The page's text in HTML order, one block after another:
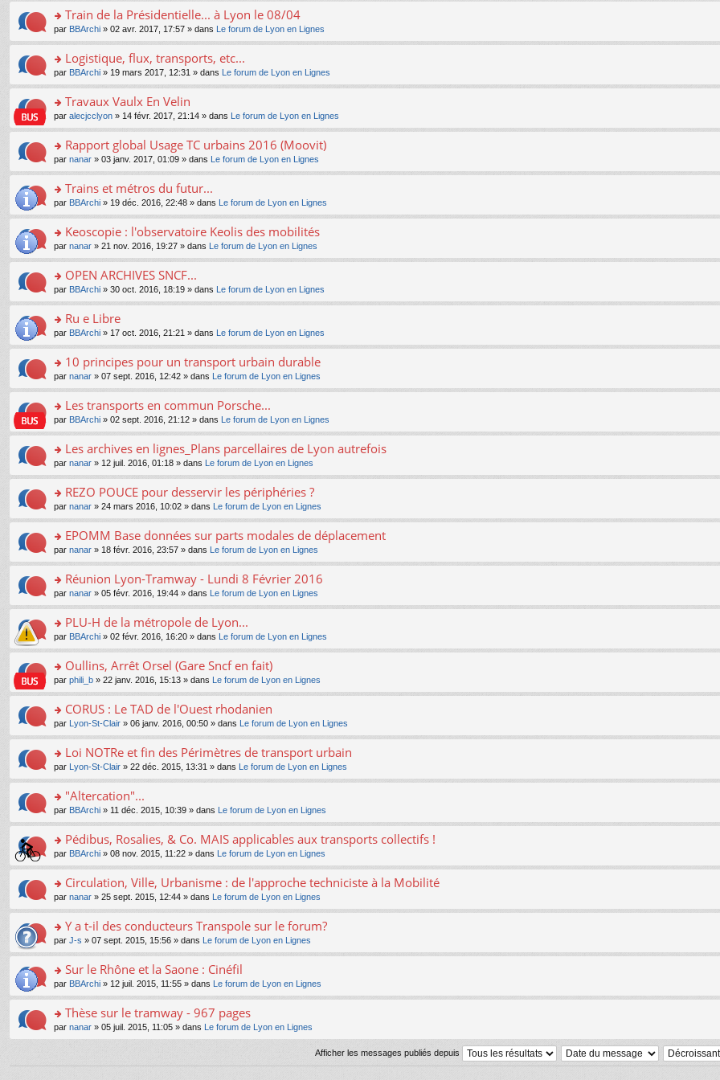
e
nt
s
ré
c
e
nt
le
pl
u
s
ré
c
e
nt
n
n
le
pl
u
s
ré
c
e
nt
a
g
e
n
n
le
pl
u
s
ré
c
e
nt
le
m
e
s
a
g
e
n
n
le
pl
u
s
ré
c
e
nt
s
ult
er
le
m
e
s
a
g
e
n
n
le
pl
u
s
ré
c
e
nt
o
n
s
ult
er
le
m
e
s
a
g
e
n
n
le
pl
u
s
ré
c
e
nt
Train de la Présidentielle... à Lyon le 08/04
par BBArchi » 02 avr. 2017, 17:57 » dans Le forum de Lyon en Lignes
o
n
s
ult
er
le
m
e
s
a
g
e
n
n
le
pl
u
s
ré
c
e
nt
Logistique, flux, transports, etc...
par BBArchi » 19 mars 2017, 12:31 » dans Le forum de Lyon en Lignes
o
n
s
ult
er
le
m
e
s
a
g
e
n
n
le
pl
u
s
ré
c
e
nt
Travaux Vaulx En Velin
par alecjcclyon » 14 févr. 2017, 21:14 » dans Le forum de Lyon en Lignes
o
n
s
ult
er
le
m
e
s
a
g
e
n
n
le
pl
u
s
ré
c
e
nt
Rapport global Usage TC urbains 2016 (Moovit)
par nanar » 03 janv. 2017, 01:09 » dans Le forum de Lyon en Lignes
o
n
s
ult
er
le
m
e
s
a
g
e
n
n
le
pl
u
s
ré
c
e
nt
Trains et métros du futur...
par BBArchi » 19 déc. 2016, 22:48 » dans Le forum de Lyon en Lignes
o
n
s
ult
er
le
m
e
s
a
g
e
n
n
le
pl
u
s
ré
c
e
nt
Keoscopie : l'observatoire Keolis des mobilités
par nanar » 21 nov. 2016, 19:27 » dans Le forum de Lyon en Lignes
o
n
s
ult
er
le
m
e
s
a
g
e
n
n
le
pl
u
s
ré
c
e
nt
OPEN ARCHIVES SNCF...
par BBArchi » 30 oct. 2016, 18:19 » dans Le forum de Lyon en Lignes
o
n
s
ult
er
le
m
e
s
a
g
e
n
n
le
pl
u
s
ré
c
e
nt
Ru e Libre
par BBArchi » 17 oct. 2016, 21:21 » dans Le forum de Lyon en Lignes
o
n
s
ult
er
le
m
e
s
a
g
e
n
n
le
pl
u
s
ré
c
e
nt
10 principes pour un transport urbain durable
par nanar » 07 sept. 2016, 12:42 » dans Le forum de Lyon en Lignes
o
n
s
ult
er
le
m
e
s
a
g
e
n
n
le
pl
u
s
ré
c
e
nt
Les transports en commun Porsche...
par BBArchi » 02 sept. 2016, 21:12 » dans Le forum de Lyon en Lignes
o
n
s
ult
er
le
m
e
s
a
g
e
n
n
le
pl
u
s
ré
c
e
nt
Les archives en lignes_Plans parcellaires de Lyon autrefois
par nanar » 12 juil. 2016, 01:18 » dans Le forum de Lyon en Lignes
o
n
s
ult
er
le
m
e
s
a
g
e
n
n
le
pl
u
s
ré
c
e
nt
REZO POUCE pour desservir les périphéries ?
par nanar » 24 mars 2016, 10:02 » dans Le forum de Lyon en Lignes
o
n
s
ult
er
le
m
e
s
a
g
e
n
n
le
pl
u
s
ré
c
e
nt
EPOMM Base données sur parts modales de déplacement
par nanar » 18 févr. 2016, 23:57 » dans Le forum de Lyon en Lignes
o
n
s
ult
er
le
m
e
s
a
g
e
n
n
le
pl
u
s
ré
c
e
nt
Réunion Lyon-Tramway - Lundi 8 Février 2016
par nanar » 05 févr. 2016, 19:44 » dans Le forum de Lyon en Lignes
o
n
s
ult
er
le
m
e
s
a
g
e
n
n
le
pl
u
s
ré
c
e
nt
PLU-H de la métropole de Lyon...
par BBArchi » 02 févr. 2016, 16:20 » dans Le forum de Lyon en Lignes
o
n
s
ult
er
le
m
e
s
a
g
e
n
n
le
pl
u
s
ré
c
e
nt
Oullins, Arrêt Orsel (Gare Sncf en fait)
par phili_b » 22 janv. 2016, 15:13 » dans Le forum de Lyon en Lignes
o
n
s
ult
er
le
m
e
s
a
g
e
n
n
le
pl
u
s
ré
c
e
nt
CORUS : Le TAD de l'Ouest rhodanien
par Lyon-St-Clair » 06 janv. 2016, 00:50 » dans Le forum de Lyon en Lignes
o
n
s
ult
er
le
m
e
s
a
g
e
n
n
le
pl
u
s
ré
c
Loi NOTRe et fin des Périmètres de transport urbain
par Lyon-St-Clair » 22 déc. 2015, 13:31 » dans Le forum de Lyon en Lignes
o
n
s
ult
er
le
m
e
s
a
g
e
n
n
le
pl
u
ré
"Altercation"...
par BBArchi » 11 déc. 2015, 10:39 » dans Le forum de Lyon en Lignes
o
n
s
ult
er
le
m
e
s
a
g
e
n
n
Pédibus, Rosalies, & Co. MAIS applicables aux transports collectifs !
par BBArchi » 08 nov. 2015, 11:22 » dans Le forum de Lyon en Lignes
o
n
s
ult
er
le
m
e
s
a
g
e
o
Circulation, Ville, Urbanisme : de l'approche techniciste à la Mobilité
par nanar » 25 sept. 2015, 12:44 » dans Le forum de Lyon en Lignes
o
n
s
ult
er
le
m
e
s
Y a t-il des conducteurs Transpole sur le forum?
par J-s » 07 sept. 2015, 15:56 » dans Le forum de Lyon en Lignes
o
n
s
ult
er
e
Sur le Rhône et la Saone : Cinéfil
par BBArchi » 12 juil. 2015, 11:55 » dans Le forum de Lyon en Lignes
o
n
ult
Thèse sur le tramway - 967 pages
par nanar » 05 juil. 2015, 11:05 » dans Le forum de Lyon en Lignes
Afficher les messages publiés depuis